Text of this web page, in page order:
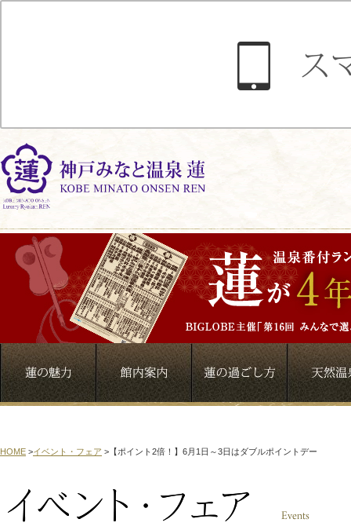
HOME >イベント・フェア > 【ポイント2倍！】6月1日～3日はダブルポイントデー